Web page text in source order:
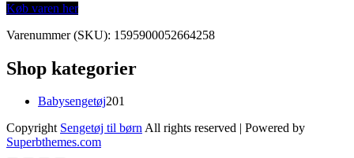
Køb varen her
Varenummer (SKU): 1595900052664258
Shop kategorier
Babysengetøj201
Copyright Sengetøj til børnAll rights reserved | Powered by
Superbthemes.com